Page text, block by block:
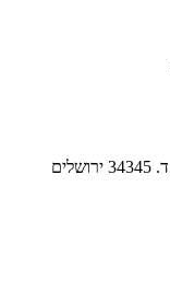
בית יהב, רח' ירמיהו 80, ת.ד. 34345 ירושלים